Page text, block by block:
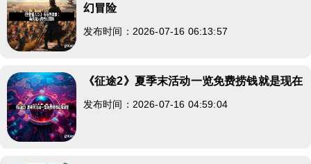
幻冒险
发布时间：2026-07-16 06:13:57
《征途2》夏季末活动一览免费捞钱就是现在
发布时间：2026-07-16 04:59:04